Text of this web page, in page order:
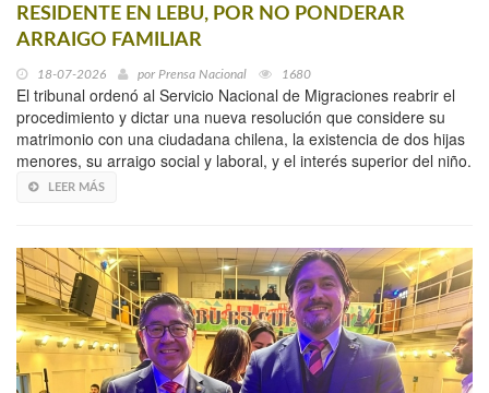
RESIDENTE EN LEBU, POR NO PONDERAR
ARRAIGO FAMILIAR
18-07-2026 por Prensa Nacional 1680
El tribunal ordenó al Servicio Nacional de Migraciones reabrir el
procedimiento y dictar una nueva resolución que considere su
matrimonio con una ciudadana chilena, la existencia de dos hijas
menores, su arraigo social y laboral, y el interés superior del niño.
LEER MÁS